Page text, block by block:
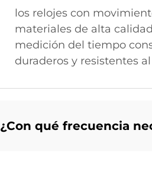
los relojes con
materiales de alta
medición del tiempo
duraderos y resistentes
¿Con qué frecuencia